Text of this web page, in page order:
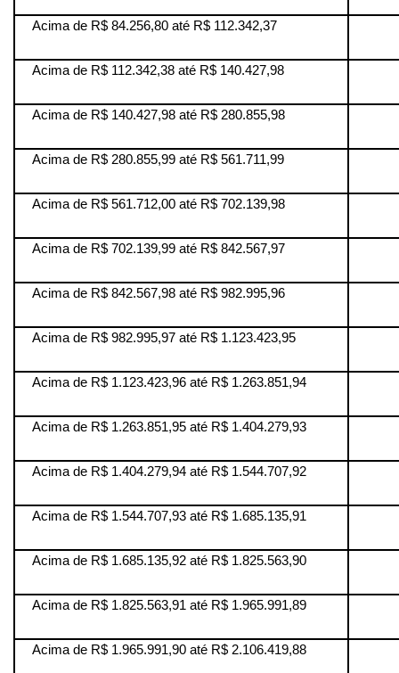
Acima de R$ 84.256,80 até R$ 112.342,37
Acima de R$ 112.342,38 até R$ 140.427,98
Acima de R$ 140.427,98 até R$ 280.855,98
Acima de R$ 280.855,99 até R$ 561.711,99
Acima de R$ 561.712,00 até R$ 702.139,98
Acima de R$ 702.139,99 até R$ 842.567,97
Acima de R$ 842.567,98 até R$ 982.995,96
Acima de R$ 982.995,97 até R$ 1.123.423,95
Acima de R$ 1.123.423,96 até R$ 1.263.851,94
Acima de R$ 1.263.851,95 até R$ 1.404.279,93
Acima de R$ 1.404.279,94 até R$ 1.544.707,92
Acima de R$ 1.544.707,93 até R$ 1.685.135,91
Acima de R$ 1.685.135,92 até R$ 1.825.563,90
Acima de R$ 1.825.563,91 até R$ 1.965.991,89
Acima de R$ 1.965.991,90 até R$ 2.106.419,88